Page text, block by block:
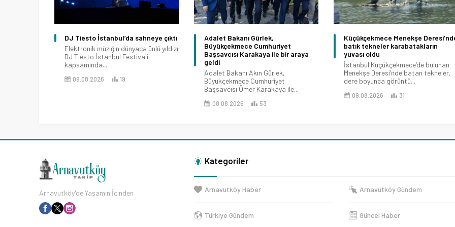
DJ Tiesto İstanbul’da sahneye çıktı
Elektronik müziğin dünyaca ünlü yıldızı
DJ Tiesto İstanbul Festivali
kapsamında...
09.08.2026 19
Adalet Bakanı Gürlek,
Büyükçekmece Cumhuriyet
Başsavcısı Karakaya ile bir araya
geldi
Adalet Bakanı Akın Gürlek,
Büyükçekmece Cumhuriyet
Başsavcısı Ömer Karakaya ile...
08.08.2026 53
Küçükçekmece Menekşe
batık tekneler karabatakların
yuvası oldu
İstanbul Küçükçekmece’de bulunan
Menekşe Deresi’nde batan tekneler,
dere boyunca görüntü...
09.08.2026 31
Arnavutköy'de Yaşamın İçinden
Kategoriler
Arnavutköy Haber Arnavutköy Gündem
Türkiye Gündem Güncel Haber